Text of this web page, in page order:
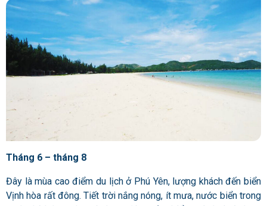
Tháng 6 – tháng 8
Đây là mùa cao điểm du lịch ở Phú Yên, lượng khách đến biển
Vịnh hòa rất đông. Tiết trời nắng nóng, ít mưa, nước biển trong